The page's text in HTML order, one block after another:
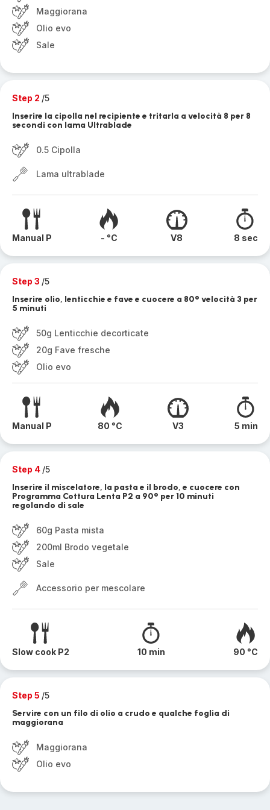
Maggiorana
Olio evo
Sale
Step 2 /5
Inserire la cipolla nel recipiente e tritarla a velocità 8 per 8
secondi con lama Ultrablade
0.5 Cipolla
Lama ultrablade
Manual P - °C V8 8 sec
Step 3 /5
Inserire olio, lenticchie e fave e cuocere a 80° velocità 3 per
5 minuti
50g Lenticchie decorticate
20g Fave fresche
Olio evo
Manual P 80 °C V3 5 min
Step 4 /5
Inserire il miscelatore, la pasta e il brodo, e cuocere con
Programma Cottura Lenta P2 a 90° per 10 minuti
regolando di sale
60g Pasta mista
200ml Brodo vegetale
Sale
Accessorio per mescolare
Slow cook P2 10 min 90 °C
Step 5 /5
Servire con un filo di olio a crudo e qualche foglia di
maggiorana
Maggiorana
Olio evo